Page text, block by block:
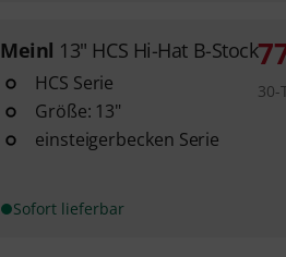
Meinl 13" HCS Hi-Hat B-Stock
HCS Serie
Größe: 13"
einsteigerbecken Serie
Sofort lieferbar
30-